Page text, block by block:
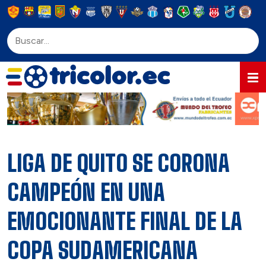
LIGA DE QUITO SE CORONA
CAMPEÓN EN UNA
EMOCIONANTE FINAL DE LA
COPA SUDAMERICANA